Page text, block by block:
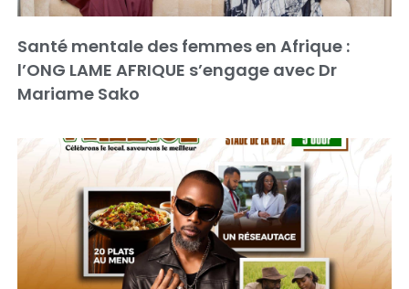
Santé mentale des femmes en Afrique :
l’ONG LAME AFRIQUE s’engage avec Dr
Mariame Sako